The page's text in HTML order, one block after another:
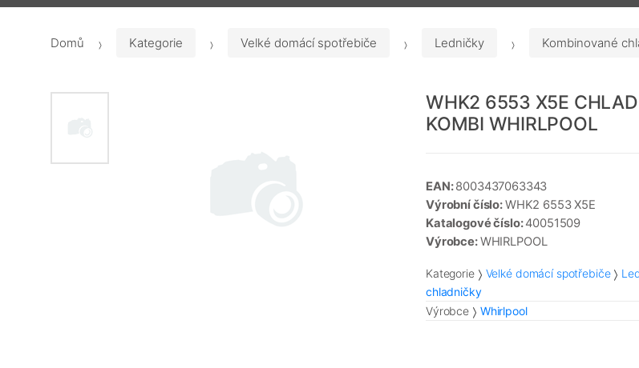
Domů Kategorie Velké domácí spotřebiče Ledničky Kombinované
WHK2 6553 X5E
KOMBI WHIRLPOOL
EAN:8003437063343
Výrobní číslo:WHK2 6553 X5E
Katalogové číslo:40051509
Výrobce:WHIRLPOOL
Kategorie Velké domácí spotřebiče
chladničky
Výrobce
Whirlpool